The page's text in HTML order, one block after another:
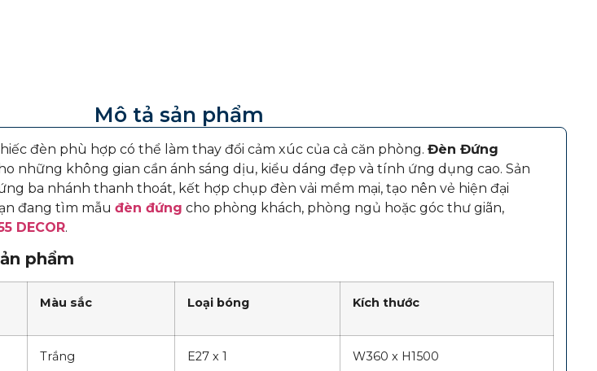
Mô tả sản phẩm
đèn phù hợp có thể làm thay đổi cảm xúc của cả căn phòng. Đèn Đứng
những không gian cần ánh sáng dịu, kiểu dáng đẹp và tính ứng dụng cao. Sản
ba nhánh thanh thoát, kết hợp chụp đèn vải mềm mại, tạo nên vẻ hiện đại
đang tìm mẫu đèn đứng cho phòng khách, phòng ngủ hoặc góc thư giãn,
DECOR.
phẩm
Màu sắc Loại bóng Kích thước
Trắng E27 x 1 W360 x H1500